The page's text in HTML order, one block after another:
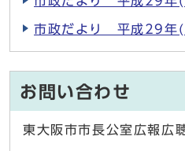
市政だより 平成29
お問い合わせ
東大阪市市長公室広報広